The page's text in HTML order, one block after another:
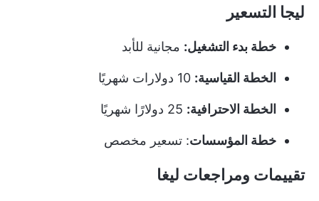
ليجا التسعير
خطة بدء التشغيل: مجانية للأبد
الخطة القياسية:
الخطة الاحترافية:
خطة المؤسسات: تسعير مخصص
تقييمات ومراجعات ليغا